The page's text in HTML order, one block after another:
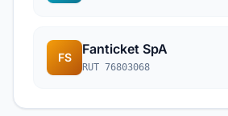
FS
Fanticket SpA
RUT 76803068